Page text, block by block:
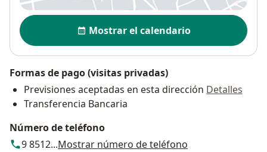
Disponibilidad
Mostrar el calendario
Formas de pago (visitas privadas)
Previsiones aceptadas en esta dirección Detalles
Transferencia Bancaria
Número de teléfono
9 8512...Mostrar número de teléfono